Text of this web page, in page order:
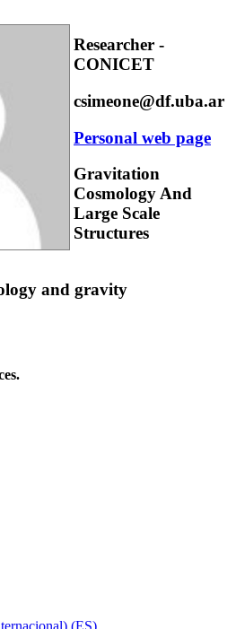
Researcher -
CONICET
csimeone@df.uba.ar
Personal web page
Gravitation
Cosmology And
Large Scale
Structures
and gravity